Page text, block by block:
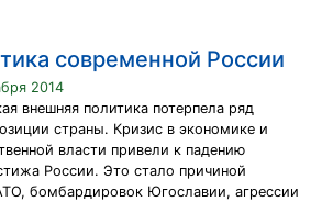
современной России
2014
внешняя политика потерпела ряд
страны. Кризис в экономике и
власти привели к падению
России. Это стало причиной
бомбардировок Югославии, агрессии